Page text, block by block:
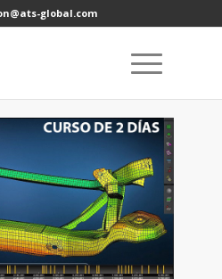
global.com